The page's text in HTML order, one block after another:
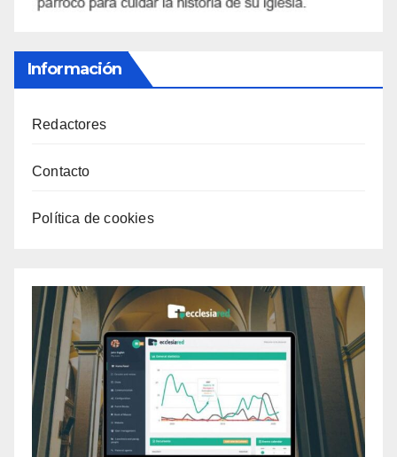
Información
Redactores
Contacto
Política de cookies